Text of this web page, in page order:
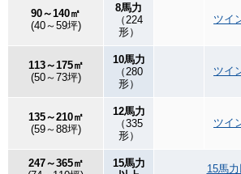
90～140㎡
(40～59坪)
8馬力
（224
形）
ツイ
113～175㎡
(50～73坪)
10馬力
（280
形）
ツイ
135～210㎡
(59～88坪)
12馬力
（335
形）
ツイ
247～365㎡
15馬力
15馬